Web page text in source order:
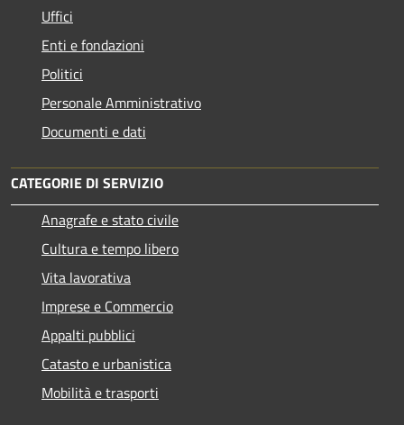
Uffici
Enti e fondazioni
Politici
Personale Amministrativo
Documenti e dati
CATEGORIE DI SERVIZIO
Anagrafe e stato civile
Cultura e tempo libero
Vita lavorativa
Imprese e Commercio
Appalti pubblici
Catasto e urbanistica
Mobilità e trasporti